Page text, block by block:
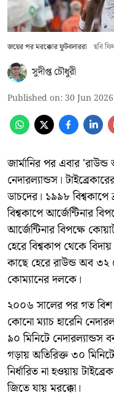
জয়ের পর মরক্কোর ফুটবলাররা ছবি
সুদীপ্ত চৌধুরী
Published on: 30 Jun
জার্মানির পর এবার
নেদারল্যান্ডস।
ডাচদের। ১৯৯৮ বিশ্বকাপে
বিশ্বকাপে আর্জেন্টিনার
আর্জেন্টিনার বিপক্ষে
হেরে বিশ্বকাপ থেকে
কাছে হেরে রাউন্ড অব ৩২
কোম্যানের দলকে।
২০০৬ সালের পর গত বিশ
কোনো ম্যাচ হারেনি
৯০ মিনিটে
গড়ায় অতিরিক্ত ৩০
নির্ধারিত না হওয়ায়
জিতে যায় মরক্কো।